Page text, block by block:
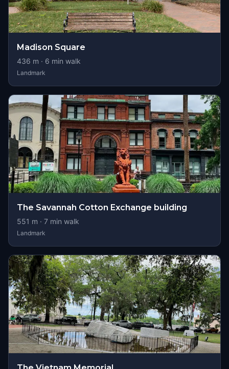
Madison Square
436 m · 6 min walk
Landmark
The Savannah Cotton Exchange building
551 m · 7 min walk
Landmark